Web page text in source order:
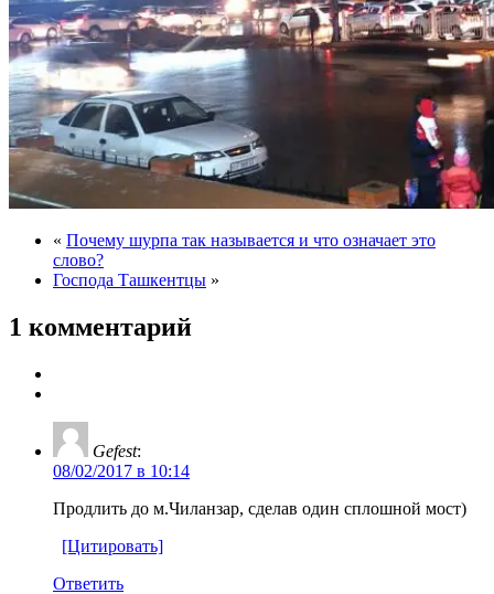
« Почему шурпа так называется и что означает это
слово?
Господа Ташкентцы »
1 комментарий
Gefest:
08/02/2017 в 10:14
Продлить до м.Чиланзар, сделав один сплошной мост)
[Цитировать]
Ответить